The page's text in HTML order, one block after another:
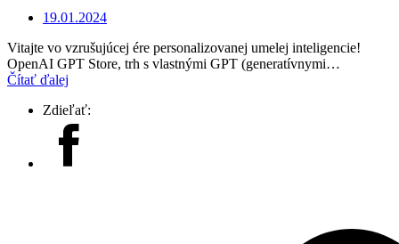
19.01.2024
Vitajte vo vzrušujúcej ére personalizovanej umelej inteligencie!
OpenAI GPT Store, trh s vlastnými GPT (generatívnymi…
Čítať ďalej
Zdieľať: